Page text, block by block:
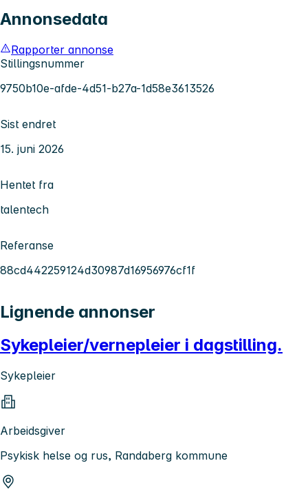
Annonsedata
Rapporter annonse
Stillingsnummer
9750b10e-afde-4d51-b27a-1d58e3613526
Sist endret
15. juni 2026
Hentet fra
talentech
Referanse
88cd442259124d30987d16956976cf1f
Lignende annonser
Sykepleier/vernepleier i dagstilling.
Sykepleier
Arbeidsgiver
Psykisk helse og rus, Randaberg kommune